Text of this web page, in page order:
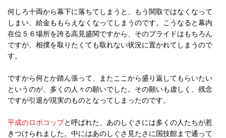
何しろ十両から幕下に落ちてしまうと、もう関取ではなくなって
しまい、給金ももらえなくなってしまうのです。こうなると幕内
在位５６場所を誇る高見盛関ですから、そのプライドはもちろん
ですが、相撲を取りたくても取れない状況に置かれてしまうので
す。
ですから何とか踏ん張って、またここから盛り返してもらいたい
というのが、多くの人々の願いでした。その願いも虚しく、残念
ですが引退が現実のものとなってしまったのです。
平成のロボコップと呼ばれた、あのしぐさには多くの人たちが惹
きつけられました。中にはあのしぐさ見たさに国技館まで通って